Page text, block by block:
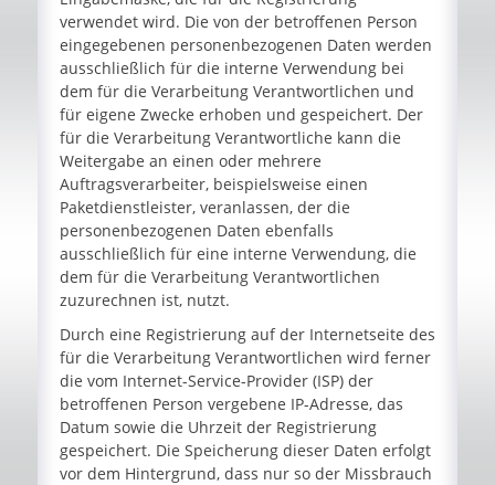
verwendet wird. Die von der betroffenen Person
eingegebenen personenbezogenen Daten werden
ausschließlich für die interne Verwendung bei
dem für die Verarbeitung Verantwortlichen und
für eigene Zwecke erhoben und gespeichert. Der
für die Verarbeitung Verantwortliche kann die
Weitergabe an einen oder mehrere
Auftragsverarbeiter, beispielsweise einen
Paketdienstleister, veranlassen, der die
personenbezogenen Daten ebenfalls
ausschließlich für eine interne Verwendung, die
dem für die Verarbeitung Verantwortlichen
zuzurechnen ist, nutzt.
Durch eine Registrierung auf der Internetseite des
für die Verarbeitung Verantwortlichen wird ferner
die vom Internet-Service-Provider (ISP) der
betroffenen Person vergebene IP-Adresse, das
Datum sowie die Uhrzeit der Registrierung
gespeichert. Die Speicherung dieser Daten erfolgt
vor dem Hintergrund, dass nur so der Missbrauch